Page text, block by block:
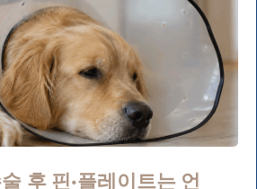
후 핀·플레이트는 언